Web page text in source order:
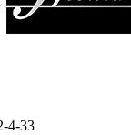
4-33